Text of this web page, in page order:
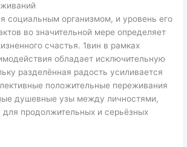
социальным организмом, и уровень его
во значительной мере определяет
счастья. 1вин в рамках
обладает исключительную
разделённая радость усиливается
положительные переживания
душевные узы между личностями,
продолжительных и серьёзных